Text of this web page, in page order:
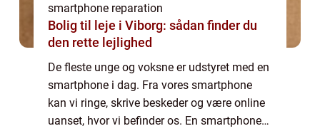
smartphone reparation
Bolig til leje i Viborg: sådan finder du
den rette lejlighed
De fleste unge og voksne er udstyret med en
smartphone i dag. Fra vores smartphone
kan vi ringe, skrive beskeder og være online
uanset, hvor vi befinder os. En smartphone